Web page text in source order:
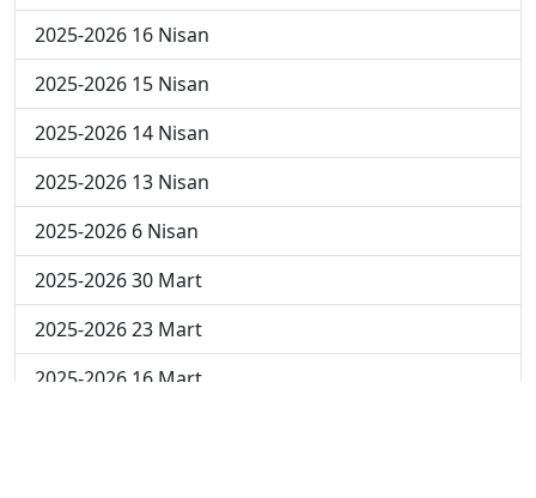
2025-2026 16 Nisan
2025-2026 15 Nisan
2025-2026 14 Nisan
2025-2026 13 Nisan
2025-2026 6 Nisan
2025-2026 30 Mart
2025-2026 23 Mart
2025-2026 16 Mart